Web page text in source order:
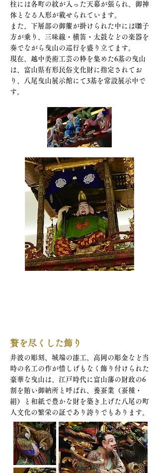
柱には各町の紋が入った天幕が張られ、御神
体となる人形が載せられています。
また、下層部の御簾が掛けられた中には囃子
方が乗り、三味線・横笛・太鼓などの楽器を
奏でながら曳山の巡行を盛り立てます。
現在、越中美術工芸の粋を集めた6基の曳山
は、富山県有形民俗文化財に指定されてお
り、八尾曳山展示館にて3基を常設展示中で
す。
贅を尽くした飾り
井波の彫刻、城端の漆工、高岡の彫金など当
時の名工の作が惜しげもなく飾り付けられた
豪華な曳山は、江戸時代に富山藩の財政の6
割を賄い御納所と呼ばれ、養蚕業（蚕種・
絹）と和紙で豊かな財を築き上げた八尾の町
人文化の繁栄の証であり誇りでもあります。